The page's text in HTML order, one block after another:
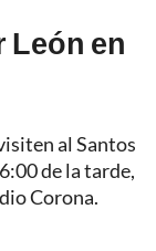
León en
al Santos
de la tarde,
Corona.